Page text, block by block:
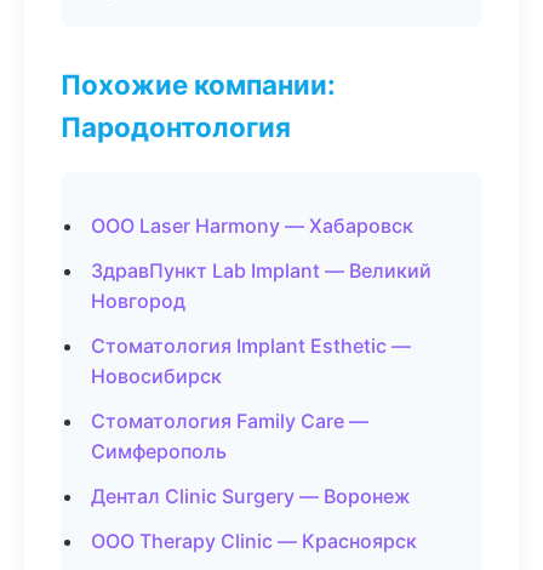
Похожие компании:
Пародонтология
ООО Laser Harmony — Хабаровск
ЗдравПункт Lab Implant — Великий
Новгород
Стоматология Implant Esthetic —
Новосибирск
Стоматология Family Care —
Симферополь
Дентал Clinic Surgery — Воронеж
ООО Therapy Clinic — Красноярск